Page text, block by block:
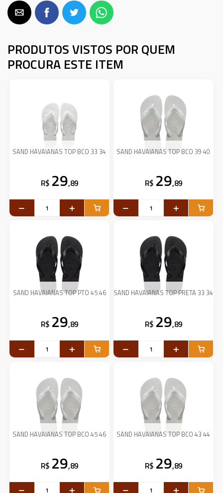
PRODUTOS VISTOS POR QUEM
PROCURA ESTE ITEM
SAND HAVAIANAS TOP BCO 33 34
R$ 29,89
SAND HAVAIANAS TOP BCO 39 40
R$ 29,89
SAND HAVAIANAS TOP PTO 45 46
R$ 29,89
SAND HAVAIANAS TOP PRETA 33 34
R$ 29,89
SAND HAVAIANAS TOP BCO 45 46
R$ 29,89
SAND HAVAIANAS TOP BCO 43 44
R$ 29,89